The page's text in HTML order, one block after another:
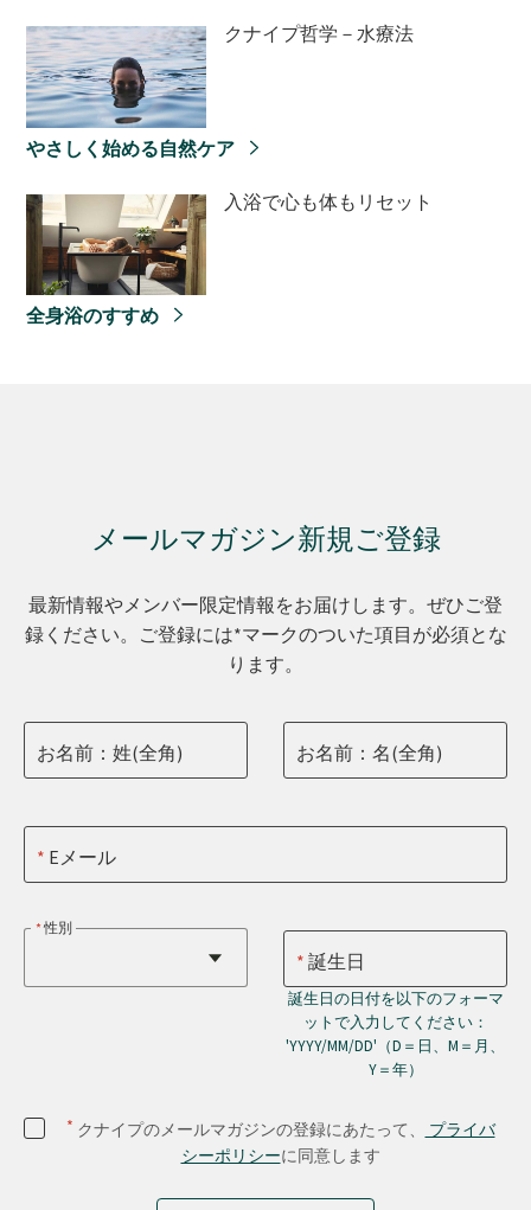
クナイプ哲学－水療法
やさしく始める自然ケア
入浴で心も体もリセット
全身浴のすすめ
メールマガジン新規ご登録
最新情報やメンバー限定情報をお届けします。ぜひご登
録ください。ご登録には*マークのついた項目が必須とな
ります。
お名前：姓(全角) お名前：名(全角)
Eメール
性別
誕生日
誕生日の日付を以下のフォーマ
ットで入力してください：
'YYYY/MM/DD'（D＝日、M＝月、
Y＝年）
* クナイプのメールマガジンの登録にあたって、
プライバ
シーポリシーに同意します